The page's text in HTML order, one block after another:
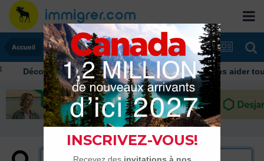
Accueil
Découvrez nos conseils et informations pour vous aider